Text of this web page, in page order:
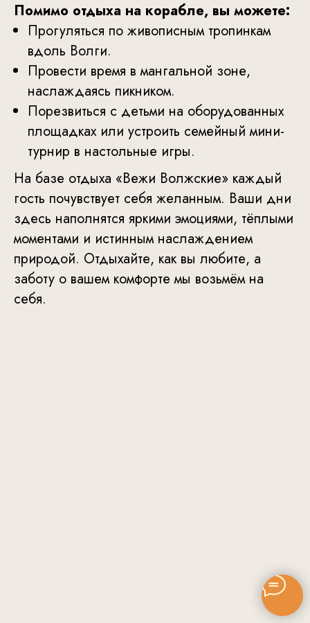
Помимо отдыха на корабле, вы можете:
Прогуляться по живописным тропинкам
вдоль Волги.
Провести время в мангальной зоне,
наслаждаясь пикником.
Порезвиться с детьми на оборудованных
площадках или устроить семейный мини-
турнир в настольные игры.
На базе отдыха «Вежи Волжские» каждый
гость почувствует себя желанным. Ваши дни
здесь наполнятся яркими эмоциями, тёплыми
моментами и истинным наслаждением
природой. Отдыхайте, как вы любите, а
заботу о вашем комфорте мы возьмём на
себя.